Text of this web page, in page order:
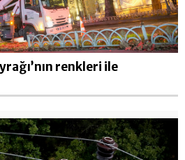
renkleri ile